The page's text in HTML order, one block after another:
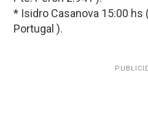
* Isidro Casanova 15:00 hs
Portugal ).